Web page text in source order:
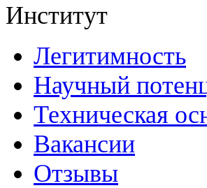
Институт
Легитимность
Научный
Техническая
Вакансии
Отзывы